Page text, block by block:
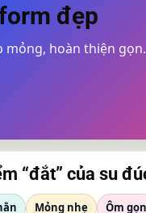
đẹp
mỏng, hoàn thiện
“đắt” của su
Mỏng nhẹ Ôm gọn